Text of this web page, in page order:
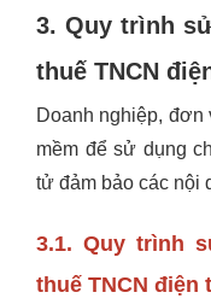
3. Quy trình
thuế TNCN
Doanh nghiệp, đơn
mềm để sử dụng
tử đảm bảo các nội
3.1. Quy trình
thuế TNCN điện